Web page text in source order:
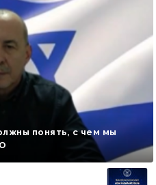
понять, с чем мы